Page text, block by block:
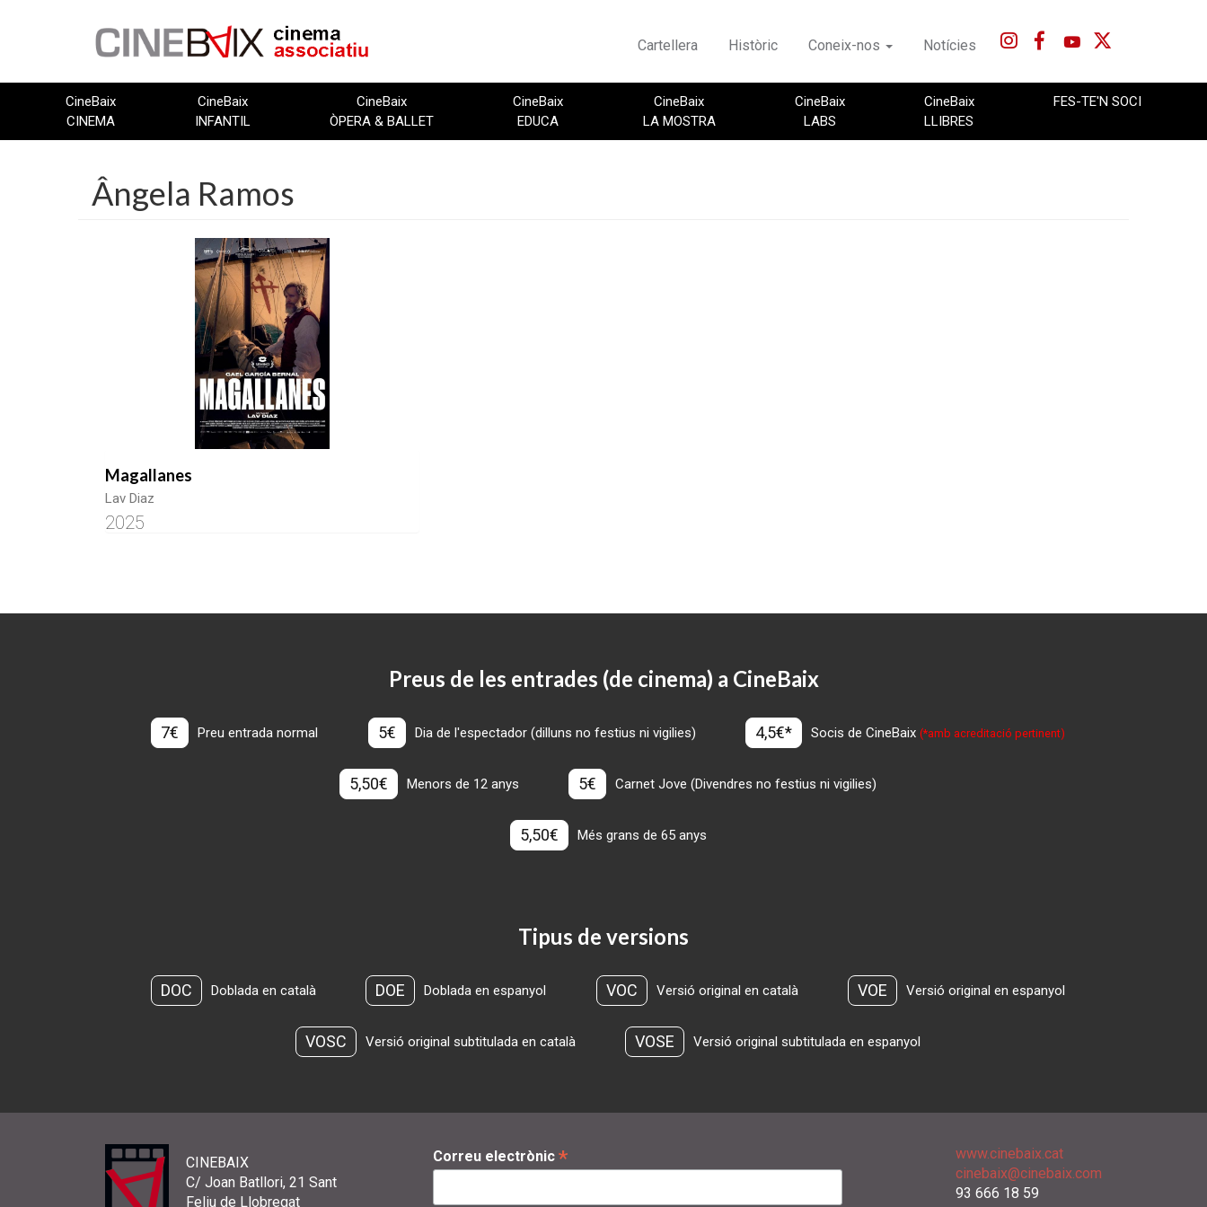
Cartellera Històric Coneix-nos Notícies
CineBaix
CINEMA
CineBaix
INFANTIL
CineBaix
ÒPERA & BALLET
CineBaix
EDUCA
CineBaix
LA MOSTRA
CineBaix
LABS
CineBaix
LLIBRES
FES-TE'N SOCI
Ângela Ramos
Magallanes
Lav Diaz
2025
Preus de les entrades (de cinema) a CineBaix
7€ Preu entrada normal 5€ Dia de l'espectador (dilluns no festius ni vigilies) 4,5€* Socis de CineBaix(*amb acreditació pertinent)
5,50€ Menors de 12 anys 5€ Carnet Jove (Divendres no festius ni vigilies)
5,50€ Més grans de 65 anys
Tipus de versions
DOC Doblada en català DOE Doblada en espanyol VOC Versió original en català VOE Versió original en espanyol
VOSC Versió original subtitulada en català VOSE Versió original subtitulada en espanyol
CINEBAIX
C/ Joan Batllori, 21 Sant
Feliu de Llobregat
Correu electrònic *
www.cinebaix.cat
cinebaix@cinebaix.com
93 666 18 59